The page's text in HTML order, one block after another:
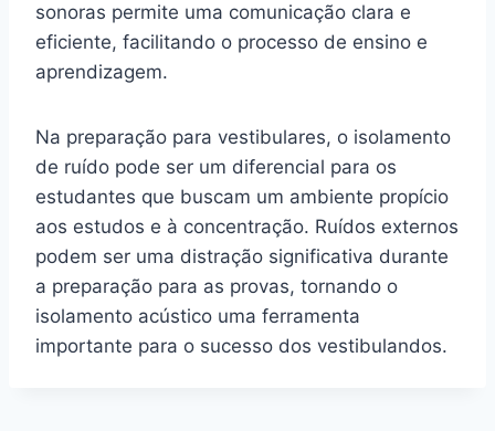
sonoras permite uma comunicação clara e
eficiente, facilitando o processo de ensino e
aprendizagem.
Na preparação para vestibulares, o isolamento
de ruído pode ser um diferencial para os
estudantes que buscam um ambiente propício
aos estudos e à concentração. Ruídos externos
podem ser uma distração significativa durante
a preparação para as provas, tornando o
isolamento acústico uma ferramenta
importante para o sucesso dos vestibulandos.